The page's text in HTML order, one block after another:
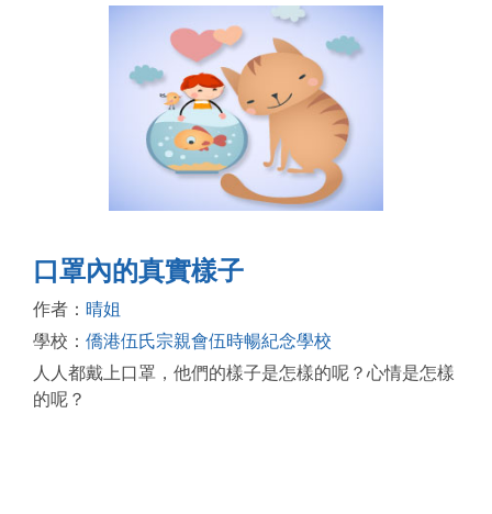
口罩內的真實樣子
作者： 晴姐
學校： 僑港伍氏宗親會伍時暢紀念學校
人人都戴上口罩，他們的樣子是怎樣的呢？心情是怎樣
的呢？